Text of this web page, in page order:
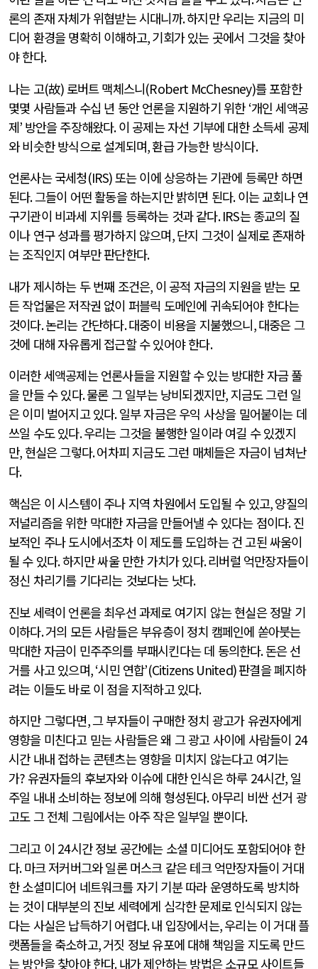
론의 존재 자체가 위협받는 시대니까.하지만 우리는 지금의 미
디어 환경을 명확히 이해하고,기회가 있는 곳에서 그것을 찾아
야 한다.
나는 고(故) 로버트 맥체스니(Robert McChesney)를 포함한
몇몇 사람들과 수십 년 동안 언론을 지원하기 위한 ‘개인 세액공
제’ 방안을 주장해왔다.이 공제는 자선 기부에 대한 소득세 공제
와 비슷한 방식으로 설계되며,환급 가능한 방식이다.
언론사는 국세청(IRS)또는 이에 상응하는 기관에 등록만 하면
된다.그들이 어떤 활동을 하는지만 밝히면 된다.이는 교회나 연
구기관이 비과세 지위를 등록하는 것과 같다. IRS는 종교의 질
이나 연구 성과를 평가하지 않으며,단지 그것이 실제로 존재하
는 조직인지 여부만 판단한다.
내가 제시하는 두 번째 조건은, 이 공적 자금의 지원을 받는 모
든 작업물은 저작권 없이 퍼블릭 도메인에 귀속되어야 한다는
것이다.논리는 간단하다.대중이 비용을 지불했으니,대중은 그
것에 대해 자유롭게 접근할 수 있어야 한다.
이러한 세액공제는 언론사들을 지원할 수 있는 방대한 자금 풀
을 만들 수 있다.물론 그 일부는 낭비되겠지만, 지금도 그런 일
은 이미 벌어지고 있다.일부 자금은 우익 사상을 밀어붙이는 데
쓰일 수도 있다.우리는 그것을 불행한 일이라 여길 수 있겠지
만, 현실은 그렇다.어차피 지금도 그런 매체들은 자금이 넘쳐난
다.
핵심은 이 시스템이 주나 지역 차원에서 도입될 수 있고,양질의
저널리즘을 위한 막대한 자금을 만들어낼 수 있다는 점이다.진
보적인 주나 도시에서조차 이 제도를 도입하는 건 고된 싸움이
될 수 있다.하지만 싸울 만한 가치가 있다.리버럴 억만장자들이
정신 차리기를 기다리는 것보다는 낫다.
진보 세력이 언론을 최우선 과제로 여기지 않는 현실은 정말 기
이하다.거의 모든 사람들은 부유층이 정치 캠페인에 쏟아붓는
막대한 자금이 민주주의를 부패시킨다는 데 동의한다.돈은 선
거를 사고 있으며, ‘시민 연합’(Citizens United)판결을 폐지하
려는 이들도 바로 이 점을 지적하고 있다.
하지만 그렇다면,그 부자들이 구매한 정치 광고가 유권자에게
영향을 미친다고 믿는 사람들은 왜 그 광고 사이에 사람들이 24
시간 내내 접하는 콘텐츠는 영향을 미치지 않는다고 여기는
가?유권자들의 후보자와 이슈에 대한 인식은 하루 24시간, 일
주일 내내 소비하는 정보에 의해 형성된다.아무리 비싼 선거 광
고도 그 전체 그림에서는 아주 작은 일부일 뿐이다.
그리고 이 24시간 정보 공간에는 소셜 미디어도 포함되어야 한
다.마크 저커버그와 일론 머스크 같은 테크 억만장자들이 거대
한 소셜미디어 네트워크를 자기 기분 따라 운영하도록 방치하
는 것이 대부분의 진보 세력에게 심각한 문제로 인식되지 않는
다는 사실은 납득하기 어렵다.내 입장에서는,우리는 이 거대 플
랫폼들을 축소하고,거짓 정보 유포에 대해 책임을 지도록 만드
는 방안을 찾아야 한다.내가 제안하는 방법은 소규모 사이트들